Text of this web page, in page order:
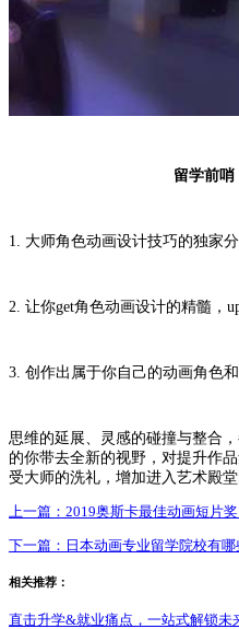
留学前哨
1. 大师角色动画设计技巧的独家
2. 让你get角色动画设计的精髓，
3. 创作出属于你自己的动画角色和
思维的延展、灵感的碰撞与整合
的你带去全新的视野，对提升作
受大师的洗礼，增加进入艺术殿
上一篇： 2019奥斯卡最佳动画短片
下一篇： 日本动画专业留学院校有哪
相关推荐：
直击升学&就业痛点，一站式解锁未